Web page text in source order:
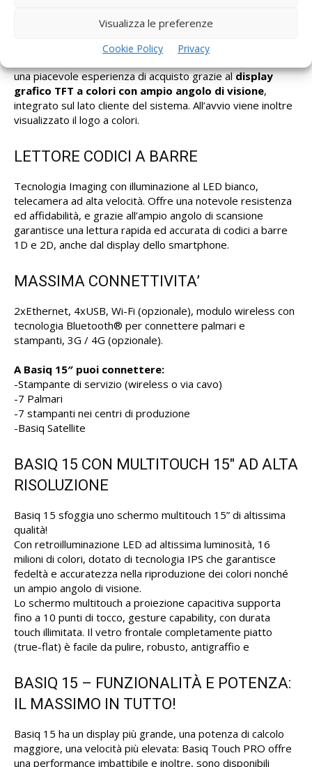
Visualizza le preferenze
Cookie Policy Privacy
CUSTOMER DISPLAY A COLORI
una piacevole esperienza di acquisto grazie aldisplay
grafico TFT a colori con ampio angolo di visione,
integrato sul lato cliente del sistema. All’avvio viene inoltre
visualizzato il logo a colori.
LETTORE CODICI A BARRE
Tecnologia Imaging con illuminazione al LED bianco,
telecamera ad alta velocità. Offre una notevole resistenza
ed affidabilità, e grazie all’ampio angolo di scansione
garantisce una lettura rapida ed accurata di codici a barre
1D e 2D, anche dal display dello smartphone.
MASSIMA CONNETTIVITA’
2xEthernet, 4xUSB, Wi-Fi (opzionale), modulo wireless con
tecnologia Bluetooth® per connettere palmari e
stampanti, 3G / 4G (opzionale).
A Basiq 15″ puoi connettere:
-Stampante di servizio (wireless o via cavo)
-7 Palmari
-7 stampanti nei centri di produzione
-Basiq Satellite
BASIQ 15 CON MULTITOUCH 15″ AD ALTA
RISOLUZIONE
Basiq 15 sfoggia uno schermo multitouch 15” di altissima
qualità!
Con retroilluminazione LED ad altissima luminosità, 16
milioni di colori, dotato di tecnologia IPS che garantisce
fedeltà e accuratezza nella riproduzione dei colori nonché
un ampio angolo di visione.
Lo schermo multitouch a proiezione capacitiva supporta
fino a 10 punti di tocco, gesture capability, con durata
touch illimitata. Il vetro frontale completamente piatto
(true-flat) è facile da pulire, robusto, antigraffio e
BASIQ 15 – FUNZIONALITÀ E POTENZA:
IL MASSIMO IN TUTTO!
Basiq 15 ha un display più grande, una potenza di calcolo
maggiore, una velocità più elevata: Basiq Touch PRO offre
una performance imbattibile e inoltre, sono disponibili